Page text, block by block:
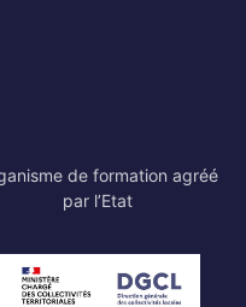
de formation agréé
par l’Etat